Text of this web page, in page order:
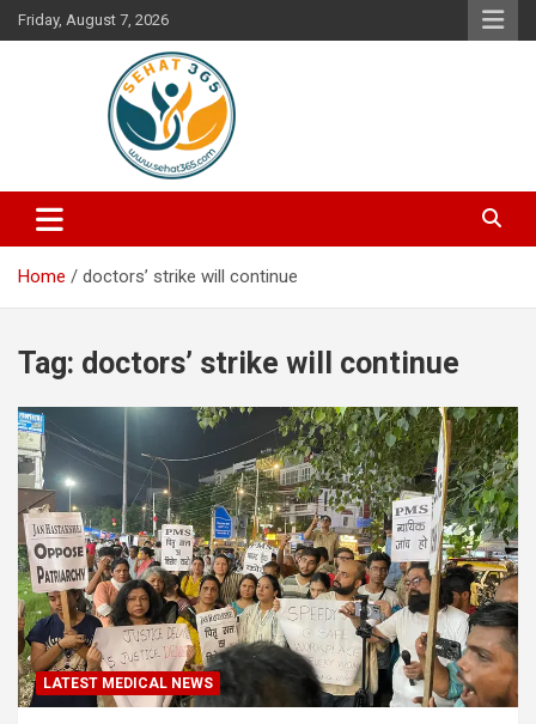
Skip
to
Friday, August 7, 2026
Sehat365
Your's Complete Health Guide
Home doctors’ strike will continue
Tag: doctors’ strike will continue
LATEST MEDICAL NEWS